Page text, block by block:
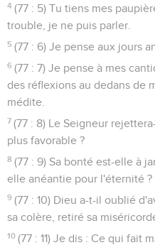
4 (77 : 5) Tu tiens mes
trouble, je ne puis parler.
5 (77 : 6) Je pense aux jours
6 (77 : 7) Je pense à mes
des réflexions au dedans de
médite.
7 (77 : 8) Le Seigneur
plus favorable ?
8 (77 : 9) Sa bonté est-elle à
elle anéantie pour l'éternité ?
9 (77 : 10) Dieu a-t-il oublié
sa colère, retiré sa
10 (77 : 11) Je dis : Ce qui fait